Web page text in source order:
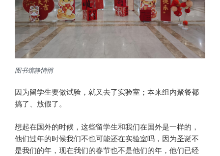
图书馆静悄悄
因为留学生要做试验，就又去了实验室；本来组内聚餐都
搞了、放假了。
想起在国外的时候，这些留学生和我们在国外是一样的，
他们过年的时候我们不也可能还在实验室吗，因为圣诞不
是我们的年，现在我们的春节也不是他们的年，他们已经